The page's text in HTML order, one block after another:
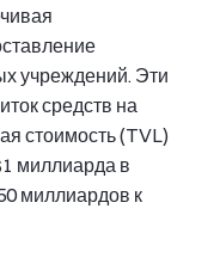
учреждений. Эти
средств на
стоимость (TVL)
миллиарда в
миллиардов к